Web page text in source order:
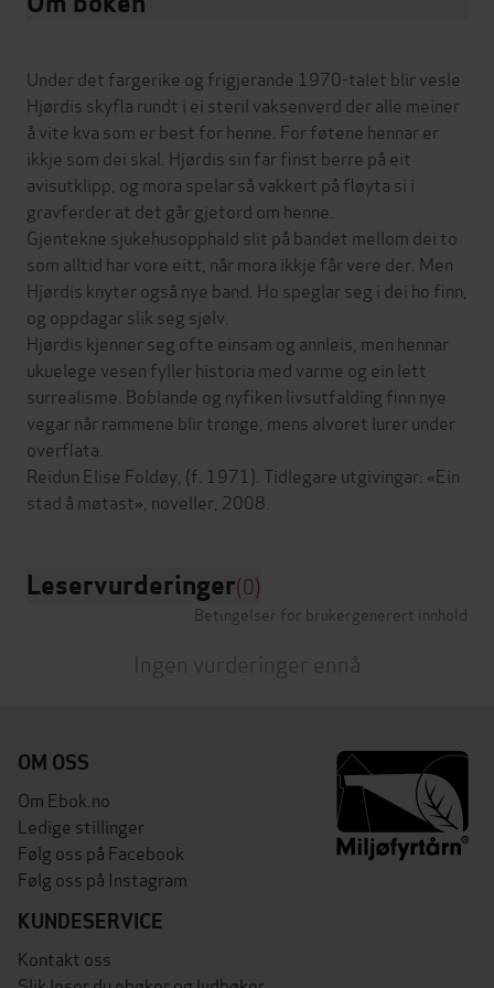
Under det fargerike og frigjerande 1970-talet blir vesle
Hjørdis skyfla rundt i ei steril vaksenverd der alle meiner
å vite kva som er best for henne. For føtene hennar er
ikkje som dei skal. Hjørdis sin far finst berre på eit
avisutklipp, og mora spelar så vakkert på fløyta si i
gravferder at det går gjetord om henne.
Gjentekne sjukehusopphald slit på bandet mellom dei to
som alltid har vore eitt, når mora ikkje får vere der. Men
Hjørdis knyter også nye band. Ho speglar seg i dei ho finn,
og oppdagar slik seg sjølv.
Hjørdis kjenner seg ofte einsam og annleis, men hennar
ukuelege vesen fyller historia med varme og ein lett
surrealisme. Boblande og nyfiken livsutfalding finn nye
vegar når rammene blir tronge, mens alvoret lurer under
overflata.
Reidun Elise Foldøy, (f. 1971). Tidlegare utgivingar: «Ein
Leservurderinger(0)
Betingelser for brukergenerert innhold
Ingen vurderinger ennå
OM OSS
Om Ebok.no
Ledige stillinger
Følg oss på Facebook
Følg oss på Instagram
KUNDESERVICE
Kontakt oss